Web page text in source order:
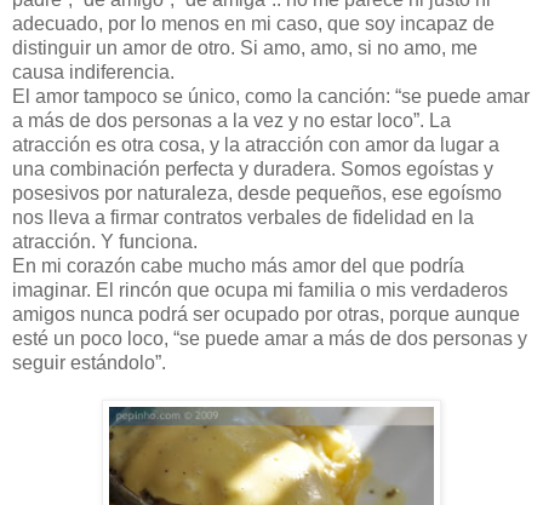
adecuado, por lo menos en mi caso, que soy incapaz de
distinguir un amor de otro. Si amo, amo, si no amo, me
causa indiferencia.
El amor tampoco se único, como la canción: “se puede amar
a más de dos personas a la vez y no estar loco”. La
atracción es otra cosa, y la atracción con amor da lugar a
una combinación perfecta y duradera. Somos egoístas y
posesivos por naturaleza, desde pequeños, ese egoísmo
nos lleva a firmar contratos verbales de fidelidad en la
atracción. Y funciona.
En mi corazón cabe mucho más amor del que podría
imaginar. El rincón que ocupa mi familia o mis verdaderos
amigos nunca podrá ser ocupado por otras, porque aunque
esté un poco loco, “se puede amar a más de dos personas y
seguir estándolo”.